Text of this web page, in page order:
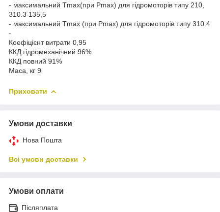
- максимальний Тmax(при Pmax) для гідромоторів типу 210,
310.3 135,5
- максимальний Тmax (при Pmax) для гідромоторів типу 310.4
-
Коефіцієнт витрати 0,95
ККД гідромеханічний 96%
ККД повний 91%
Маса, кг 9
Приховати
Умови доставки
Нова Пошта
Всі умови доставки
Умови оплати
Післяплата